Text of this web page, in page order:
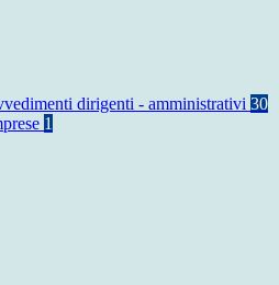
dirigenti - amministrativi 30
1